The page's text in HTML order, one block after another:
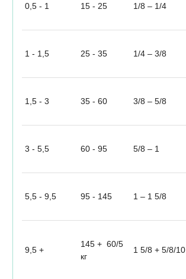
0,5 - 1 15 - 25 1/8 – 1/4
1 - 1,5 25 - 35 1/4 – 3/8
1,5 - 3 35 - 60 3/8 – 5/8
3 - 5,5 60 - 95 5/8 – 1
5,5 - 9,5 95 - 145 1 – 1 5/8
9,5 +
145 + 60/5
кг
1 5/8 + 5/8/10